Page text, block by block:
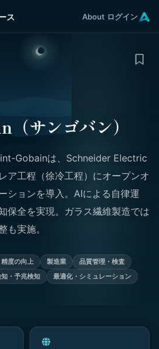
ス About ログイン
サンゴバン）
Gobainは、Schneider Electric
ア工程（徐冷工程）にオープンオ
ションを導入。AIによる自律運
保全を実現。ガラス繊維製造では
も実施。
度の向上 製造業
品質管理・検査
・予兆検知 最適化・シミュレーション